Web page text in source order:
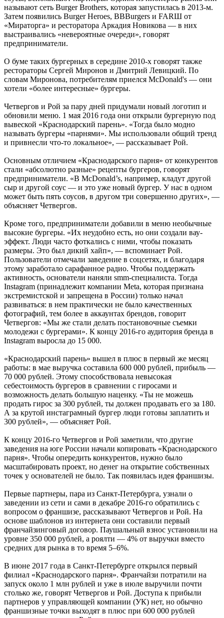
называют сеть Burger Brothers, которая запустилась в 2013-м.
Затем появились Burger Heroes, BBBurgers и FARШ от
«Мираторга» и ресторатора Аркадия Новикова — в них
выстраивались «невероятные очереди», говорят
предприниматели.
О буме таких бургерных в середине 2010-х говорят также
рестораторы Сергей Миронов и Дмитрий Левицкий. По
словам Миронова, потребителям приелся McDonald's — они
хотели «более интересные» бургеры.
Четвергов и Рой за пару дней придумали новый логотип и
обновили меню. 1 мая 2016 года они открыли бургерную под
вывеской «Краснодарский парень». «Тогда было модно
называть бургеры «парнями». Мы использовали общий тренд
и привнесли что-то локальное», — рассказывает Рой.
Основным отличием «Краснодарского парня» от конкурентов
стали «абсолютно разные» рецепты бургеров, говорят
предприниматели. «В McDonald’s, например, кладут другой
сыр и другой соус — и это уже новый бургер. У нас в одном
может быть пять соусов, в другом три совершенно других», —
объясняет Четвергов.
Кроме того, предприниматели добавили в меню необычные
высокие бургеры. «Их неудобно есть, но они создали вау-
эффект. Люди часто фоткались с ними, чтобы показать
размеры. Это был дикий хайп», — вспоминает Рой.
Пользователи отмечали заведение в соцсетях, и благодаря
этому заработало сарафанное радио. Чтобы поддержать
активность, основатели наняли smm-специалиста. Тогда
Instagram (принадлежит компании Meta, которая признана
экстремистской и запрещена в России) только начал
развиваться: в нем практически не было качественных
фотографий, тем более в аккаунтах брендов, говорит
Четвергов: «Мы же стали делать постановочные съемки
молодежи с бургерами». К концу 2016-го аудитория бренда в
Instagram выросла до 15 000.
«Краснодарский парень» вышел в плюс в первый же месяц
работы: в мае выручка составила 600 000 рублей, прибыль —
70 000 рублей. Этому способствовала невысокая
себестоимость бургеров в сравнении с гиросами и
возможность делать большую наценку. «Ты не можешь
продать гирос за 300 рублей, ты должен продавать его за 180.
А за крутой инстаграмный бургер люди готовы заплатить и
300 рублей», — объясняет Рой.
К концу 2016-го Четвергов и Рой заметили, что другие
заведения на юге России начали копировать «Краснодарского
парня». Чтобы опередить конкурентов, нужно было
масштабировать проект, но денег на открытие собственных
точек у основателей не было. Так появилась идея франшизы.
Первые партнеры, пара из Санкт-Петербурга, узнали о
заведении из сети и сами в декабре 2016-го обратились с
вопросом о франшизе, рассказывают Четвергов и Рой. На
основе шаблонов из интернета они составили первый
франчайзинговый договор. Паушальный взнос установили на
уровне 350 000 рублей, а роялти — 4% от выручки вместо
средних для рынка в то время 5–6%.
В июне 2017 года в Санкт-Петербурге открылся первый
филиал «Краснодарского парня». Франчайзи потратили на
запуск около 1 млн рублей и уже в июле выручили почти
столько же, говорят Четвергов и Рой. Доступа к прибыли
партнеров у управляющей компании (УК) нет, но обычно
франшизные точки выходят в плюс при 600 000 рублей